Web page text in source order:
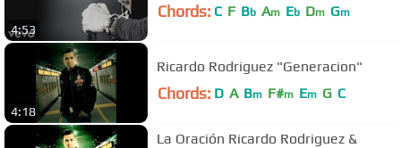
4:53
Chords: C F Bb Am Eb Dm Gm
4:18
Ricardo Rodriguez "Generacion"
Chords: D A Bm F#m Em G C
La Oración Ricardo Rodriguez &